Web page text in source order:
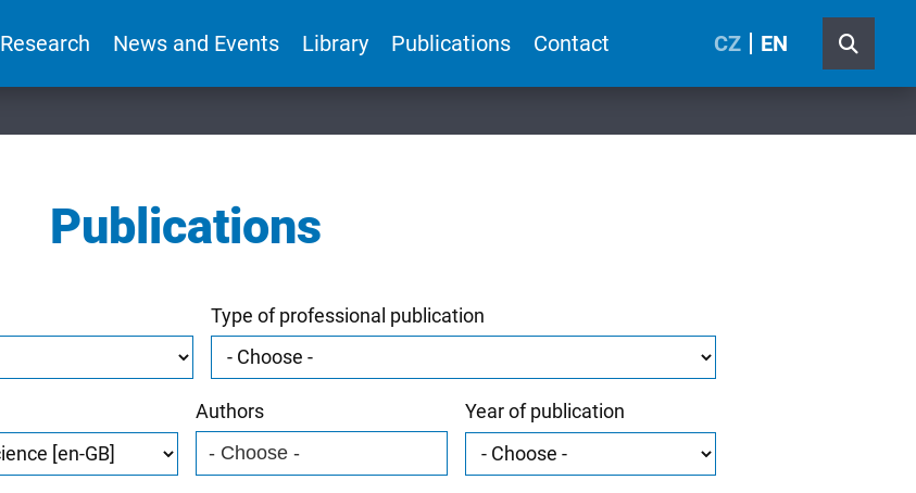
Research News and Events Library Publications Contact CZ EN
Publications
Type of professional publication
Authors Year of publication